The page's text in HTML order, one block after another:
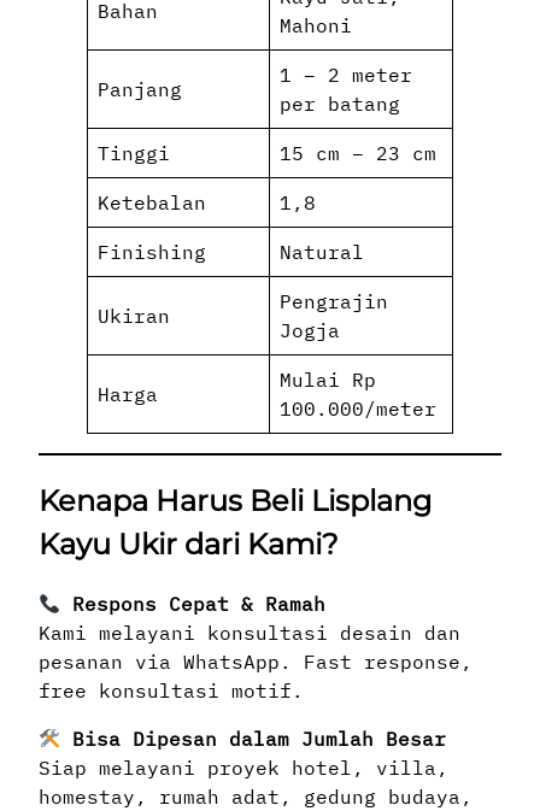
Bahan
Mahoni
Panjang
1 – 2 meter
per batang
Tinggi 15 cm – 23 cm
Ketebalan 1,8
Finishing Natural
Ukiran
Pengrajin
Jogja
Harga
Mulai Rp
100.000/meter
Kenapa Harus Beli Lisplang
Kayu Ukir dari Kami?
Respons Cepat & Ramah
Kami melayani konsultasi desain dan
pesanan via WhatsApp. Fast response,
free konsultasi motif.
Bisa Dipesan dalam Jumlah Besar
Siap melayani proyek hotel, villa,
homestay, rumah adat, gedung budaya,